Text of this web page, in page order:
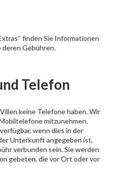
finden Sie Informationen
deren Gebühren.
Telefon
keine Telefone haben. Wir
mitzunehmen.
wenn dies in der
Unterkunft angegeben ist,
verbunden sein. Sie werden
gebeten, die vor Ort oder vor